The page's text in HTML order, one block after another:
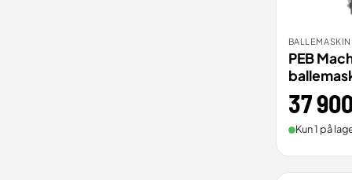
BALLEMASKIN
PEB
37
Kun 1 på